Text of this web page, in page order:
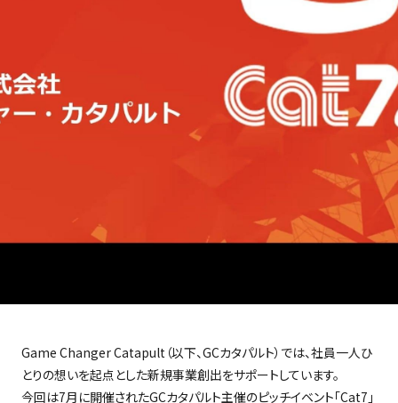
Game Changer Catapult （以下、GCカタパルト）では、社員一人ひ
とりの想いを起点とした新規事業創出をサポートしています。
今回は7月に開催されたGCカタパルト主催のピッチイベント「Cat7 」